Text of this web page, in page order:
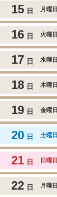
15 日 月曜日
16 日 火曜日
17 日 水曜日
18 日 木曜日
19 日 金曜日
20 日 土曜日
21 日 日曜日
22 日 月曜日